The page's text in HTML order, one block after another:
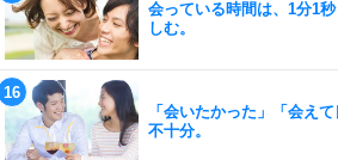
会っている時間は、1分1
しむ。
「会いたかった」「会え
不十分。